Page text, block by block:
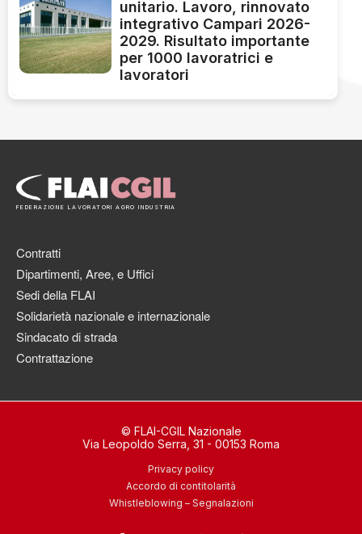
unitario. Lavoro, rinnovato
integrativo Campari 2026-
2029. Risultato importante
per 1000 lavoratrici e
lavoratori
FEDERAZIONE LAVORATORI AGRO INDUSTRIA
Contratti
Dipartimenti, Aree, e Uffici
Sedi della FLAI
Solidarietà nazionale e internazionale
Sindacato di strada
Contrattazione
© FLAI-CGIL Nazionale
Via Leopoldo Serra, 31 - 00153 Roma
Privacy policy
Accordo di contitolarità
Whistleblowing – Segnalazioni